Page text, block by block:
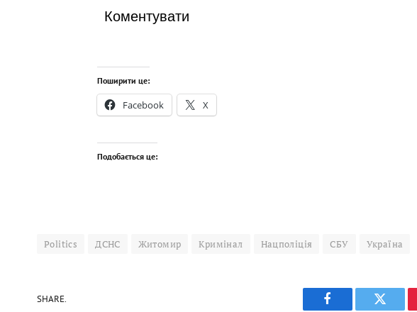
Коментувати
Поширити це:
Facebook X
Подобається це:
Politics ДСНС Житомир Кримінал Нацполіція СБУ Україна
SHARE.
Facebook Twitter